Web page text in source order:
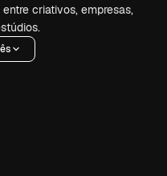
criativos, empresas,